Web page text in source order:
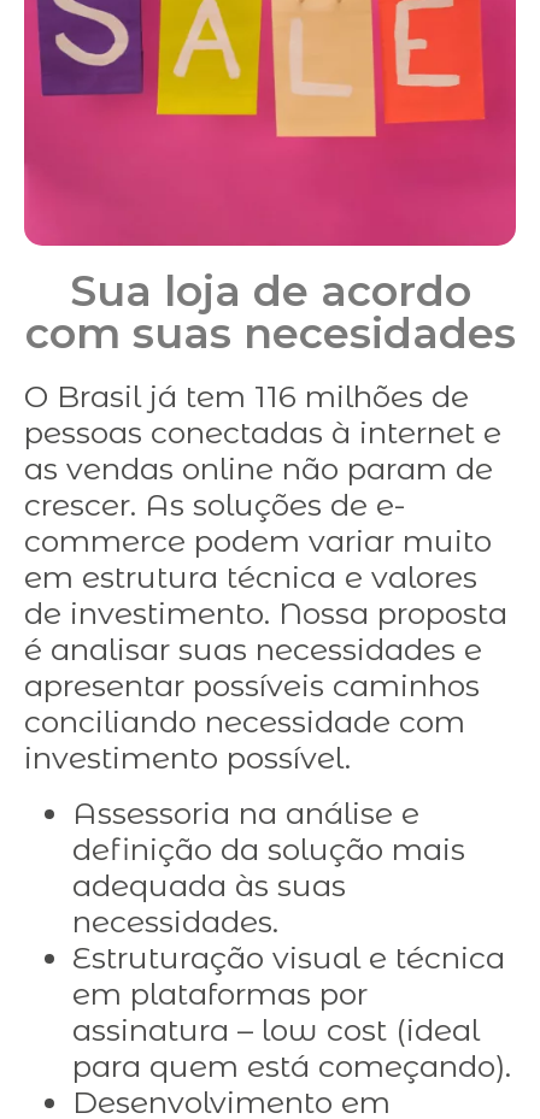
Sua loja de acordo
com suas necesidades
O Brasil já tem 116 milhões de
pessoas conectadas à internet e
as vendas online não param de
crescer. As soluções de e-
commerce podem variar muito
em estrutura técnica e valores
de investimento. Nossa proposta
é analisar suas necessidades e
apresentar possíveis caminhos
conciliando necessidade com
investimento possível.
Assessoria na análise e
definição da solução mais
adequada às suas
necessidades.
Estruturação visual e técnica
em plataformas por
assinatura – low cost (ideal
para quem está começando).
Desenvolvimento em